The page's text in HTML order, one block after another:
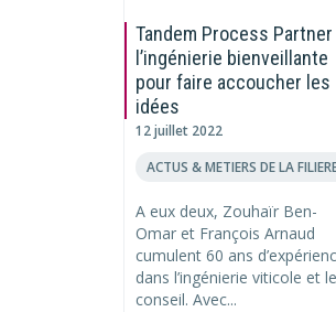
Tandem Process Partner
l’ingénierie bienveillante
pour faire accoucher les
idées
12 juillet 2022
ACTUS & METIERS DE LA
A eux deux, Zouhaïr Ben-
Omar et François Arnaud
cumulent 60 ans
dans l’ingénierie viticole et le
conseil. Avec...